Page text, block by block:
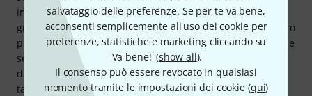
salvataggio delle preferenze. Se per te va bene,
acconsenti semplicemente all'uso dei cookie per
preferenze, statistiche e marketing cliccando su
'Va bene!' (show all).
Il consenso può essere revocato in qualsiasi
momento tramite le impostazioni dei cookie (qui)
importante, ovviamente, ma personalmente preferirei di
gran lunga sentire Jeff Beck suonare una Squier da 150 euro
piuttosto che me su una Strat da 5000 euro. Mia moglie dice
sempre che non sente la differenza e rimane sconcertata
dai miei acquisti. In ogni caso, l'aspetto e la sensazione al
tatto sono perfetti per me.